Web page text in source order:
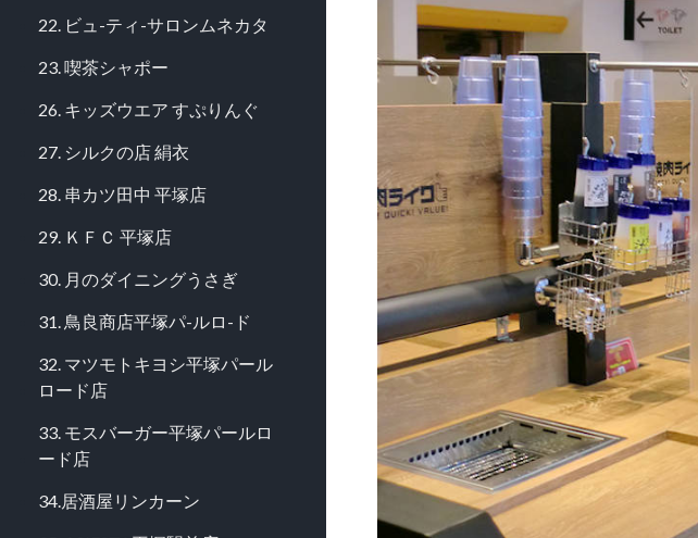
22. ビュ-ティ-サロンムネカタ
23. 喫茶シャポー
26. キッズウエア すぷりんぐ
27. シルクの店 絹衣
28. 串カツ田中 平塚店
29. ＫＦＣ 平塚店
30. 月のダイニングうさぎ
31. 鳥良商店平塚パ-ルロ-ド
32. マツモトキヨシ平塚パール
ロード店
33. モスバーガー平塚パールロ
ード店
34.居酒屋リンカーン